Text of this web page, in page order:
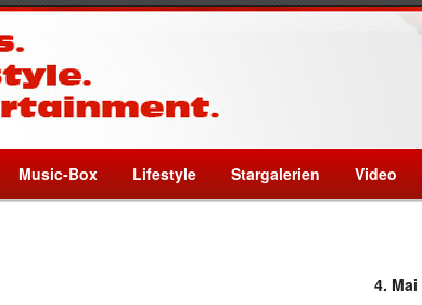
Music-Box Lifestyle Stargalerien Video
4. Mai